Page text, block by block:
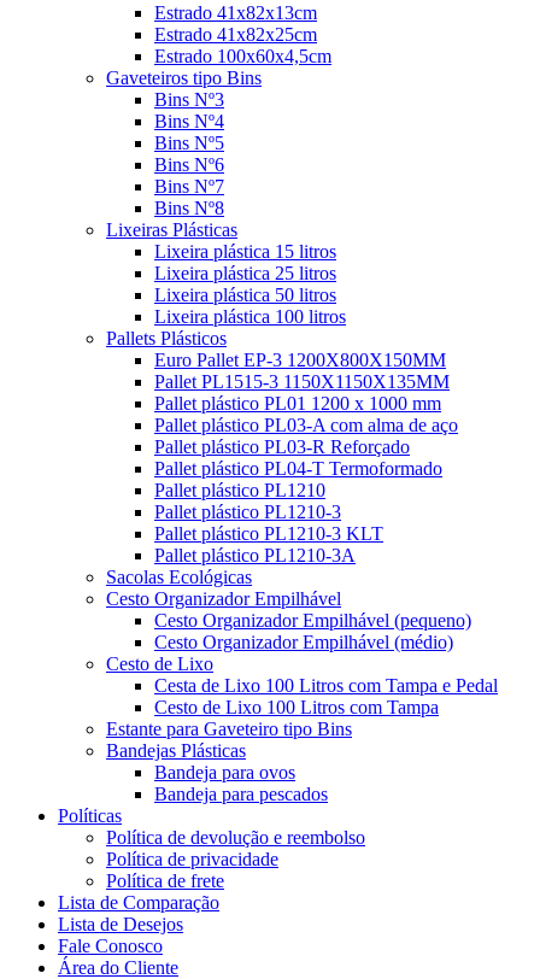
Estrado 41x82x13cm
Estrado 41x82x25cm
Estrado 100x60x4,5cm
Gaveteiros tipo Bins
Bins Nº3
Bins Nº4
Bins Nº5
Bins Nº6
Bins Nº7
Bins Nº8
Lixeiras Plásticas
Lixeira plástica 15 litros
Lixeira plástica 25 litros
Lixeira plástica 50 litros
Lixeira plástica 100 litros
Pallets Plásticos
Euro Pallet EP-3 1200X800X150MM
Pallet PL1515-3 1150X1150X135MM
Pallet plástico PL01 1200 x 1000 mm
Pallet plástico PL03-A com alma de aço
Pallet plástico PL03-R Reforçado
Pallet plástico PL04-T Termoformado
Pallet plástico PL1210
Pallet plástico PL1210-3
Pallet plástico PL1210-3 KLT
Pallet plástico PL1210-3A
Sacolas Ecológicas
Cesto Organizador Empilhável
Cesto Organizador Empilhável (pequeno)
Cesto Organizador Empilhável (médio)
Cesto de Lixo
Cesta de Lixo 100 Litros com Tampa e Pedal
Cesto de Lixo 100 Litros com Tampa
Estante para Gaveteiro tipo Bins
Bandejas Plásticas
Bandeja para ovos
Bandeja para pescados
Políticas
Política de devolução e reembolso
Política de privacidade
Política de frete
Lista de Comparação
Lista de Desejos
Fale Conosco
Área do Cliente